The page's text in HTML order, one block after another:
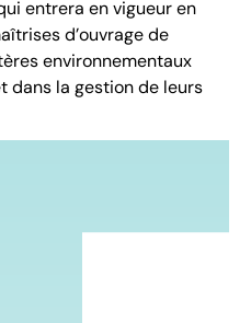
entrera en vigueur en
d’ouvrage de
environnementaux
dans la gestion de leurs